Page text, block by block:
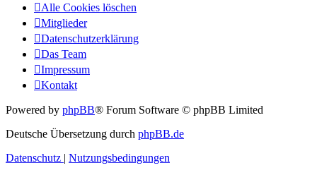
Alle Cookies löschen
Mitglieder
Datenschutzerklärung
Das Team
Impressum
Kontakt
Powered by phpBB® Forum Software © phpBB Limited
Deutsche Übersetzung durch phpBB.de
Datenschutz | Nutzungsbedingungen